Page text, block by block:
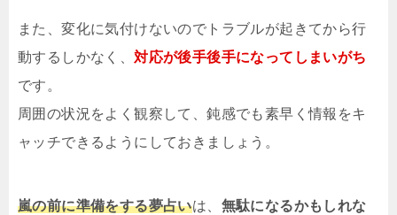
また、変化に気付けないのでトラブルが起きてから行
動するしかなく、対応が後手後手になってしまいがち
です。
周囲の状況をよく観察して、鈍感でも素早く情報をキ
ャッチできるようにしておきましょう。
嵐の前に準備をする夢占いは、 無駄になるかもしれな